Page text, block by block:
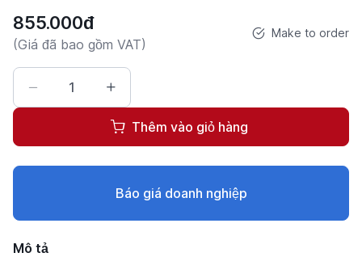
855.000đ
(Giá đã bao gồm VAT)
Make to order
Thêm vào giỏ hàng
Báo giá doanh nghiệp
Mô tả